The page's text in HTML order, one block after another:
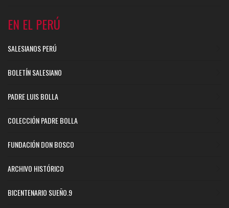
EN EL PERÚ
SALESIANOS PERÚ
BOLETÍN SALESIANO
PADRE LUIS BOLLA
COLECCIÓN PADRE BOLLA
FUNDACIÓN DON BOSCO
ARCHIVO HISTÓRICO
BICENTENARIO SUEÑO.9